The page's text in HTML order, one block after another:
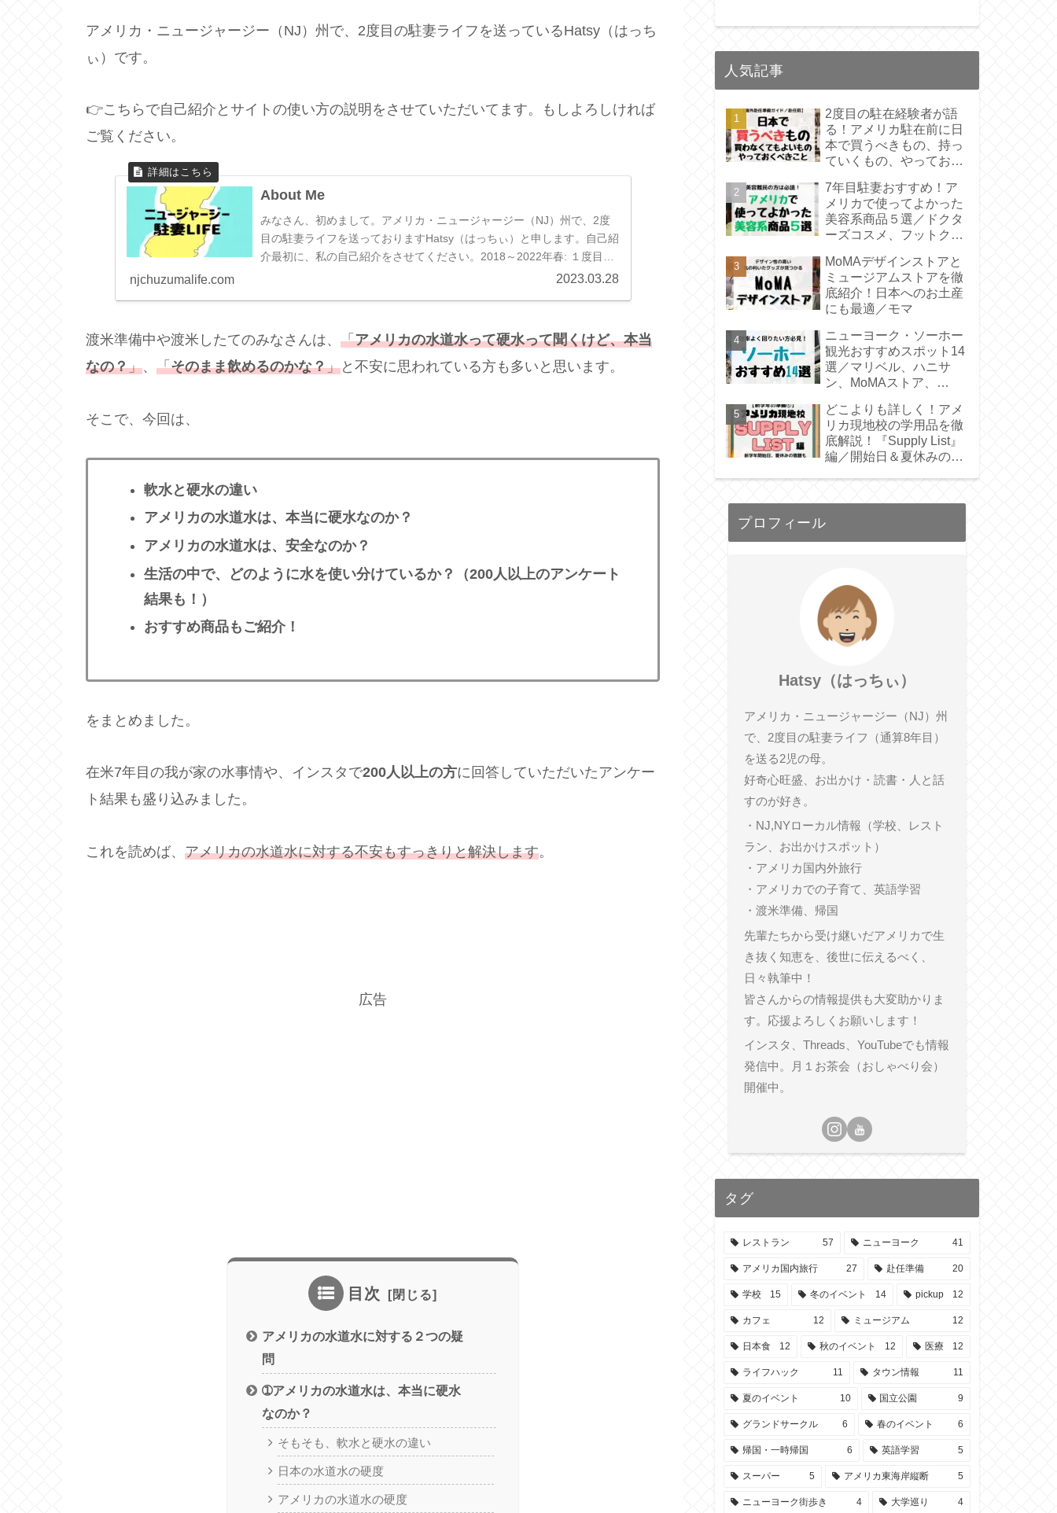
アメリカ・ニュージャージー（NJ）州で、2度目の駐妻ライフを送っているHatsy（はっち
ぃ）です。
👉こちらで自己紹介とサイトの使い方の説明をさせていただいてます。もしよろしければ
ご覧ください。
About Me
みなさん、初めまして。アメリカ・ニュージャージー（NJ）州で、2度
目の駐妻ライフを送っておりますHatsy（はっちぃ）と申します。自己紹
介最初に、私の自己紹介をさせてください。2018～2022年春: １度目の
njchuzumalife.com 2023.03.28
渡米準備中や渡米したてのみなさんは、 「アメリカの水道水って硬水って聞くけど、本当
なの？」、 「そのまま飲めるのかな？」と不安に思われている方も多いと思います。
そこで、今回は、
軟水と硬水の違い
アメリカの水道水は、本当に硬水なのか？
アメリカの水道水は、安全なのか？
生活の中で、どのように水を使い分けているか？（200人以上のアンケート
結果も！）
おすすめ商品もご紹介！
をまとめました。
在米7年目の我が家の水事情や、インスタで200人以上の方に回答していただいたアンケー
ト結果も盛り込みました。
これを読めば、 アメリカの水道水に対する不安もすっきりと解決します。
広告
目次
アメリカの水道水に対する２つの疑
問
➀アメリカの水道水は、本当に硬水
なのか？
そもそも、軟水と硬水の違い
日本の水道水の硬度
アメリカの水道水の硬度
人気記事
2度目の駐在経験者が語
る！アメリカ駐在前に日
本で買うべきもの、持っ
ていくもの、やっておく
イド➀/赴任前】／渡米準
備
7年目駐妻おすすめ！ア
メリカで使ってよかった
美容系商品５選／ドクタ
ーズコスメ、フットクリ
MoMAデザインストアと
ミュージアムストアを徹
底紹介！日本へのお土産
にも最適／モマ
ニューヨーク・ソーホー
観光おすすめスポット14
選／マリベル、ハニサ
ン、MoMAストア、
ターズロケ地
どこよりも詳しく！アメ
リカ現地校の学用品を徹
底解説！『Supply List』
編／開始日＆夏休みの宿
プロフィール
Hatsy（はっちぃ）
アメリカ・ニュージャージー（NJ）州
で、2度目の駐妻ライフ（通算8年目）
を送る2児の母。
好奇心旺盛、お出かけ・読書・人と話
すのが好き。
・NJ,NYローカル情報（学校、レスト
ラン、お出かけスポット）
・アメリカ国内外旅行
・アメリカでの子育て、英語学習
・渡米準備、帰国
先輩たちから受け継いだアメリカで生
き抜く知恵を、後世に伝えるべく、
日々執筆中！
皆さんからの情報提供も大変助かりま
す。応援よろしくお願いします！
インスタ、Threads、YouTubeでも情報
発信中。月１お茶会（おしゃべり会）
開催中。
タグ
レストラン 57 ニューヨーク 41
アメリカ国内旅行 27 赴任準備 20
学校 15 冬のイベント 14 pickup 12
カフェ 12 ミュージアム 12
日本食 12 秋のイベント 12 医療 12
ライフハック 11 タウン情報 11
夏のイベント 10 国立公園 9
グランドサークル 6 春のイベント 6
帰国・一時帰国 6 英語学習 5
スーパー 5 アメリカ東海岸縦断 5
ニューヨーク街歩き 4 大学巡り 4